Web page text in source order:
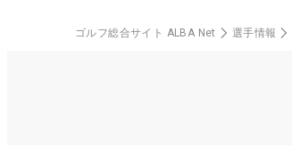
ゴルフ総合サイト ALBA Net 選手情報